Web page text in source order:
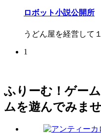
ロボット小説公開所
うどん屋を経営して
1
ふりーむ！ゲー
ムを遊んでみま